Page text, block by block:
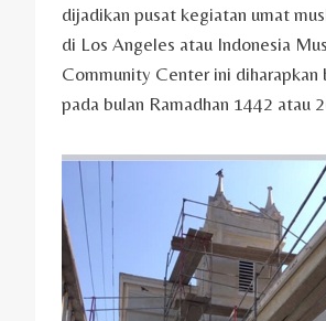
dijadikan pusat kegiatan umat
di Los Angeles atau Indonesia
Community Center ini diharapkan
pada bulan Ramadhan 1442 atau